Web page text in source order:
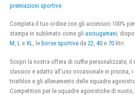
premiazioni sportive
Completa il tuo ordine con gli accessori 100%
stampa in sublimato come gli asciugamani,
M, L e XL, le borse sportive da 22, 40 e 70 litri.
Scopri la nostra offera di cuffie personalizzate, il
classico e adatto all’uso occasionale in piscina,
triathlon e gli allenamento delle squadre
Competition per le squadre agonistiche di nuoto,